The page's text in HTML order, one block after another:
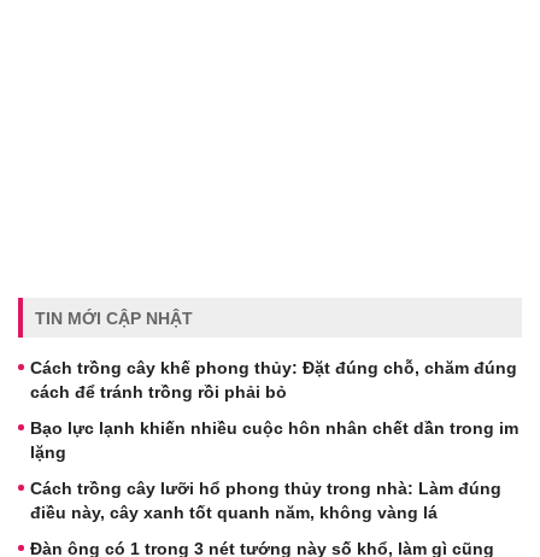
TIN MỚI CẬP NHẬT
Cách trồng cây khế phong thủy: Đặt đúng chỗ, chăm đúng
cách để tránh trồng rồi phải bỏ
Bạo lực lạnh khiến nhiều cuộc hôn nhân chết dần trong im
lặng
Cách trồng cây lưỡi hổ phong thủy trong nhà: Làm đúng
điều này, cây xanh tốt quanh năm, không vàng lá
Đàn ông có 1 trong 3 nét tướng này số khổ, làm gì cũng